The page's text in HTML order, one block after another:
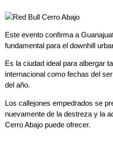
Este evento confirma a
fundamental para el downhill
Es la ciudad ideal para albergar
internacional como fechas del
del año.
Los callejones empedrados se
nuevamente de la destreza y la
Cerro Abajo puede ofrecer.